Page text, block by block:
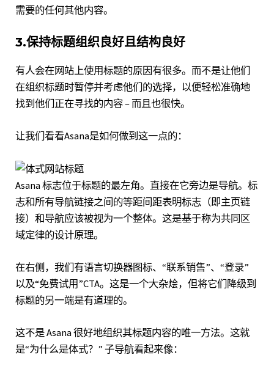
需要的任何其他内容。
3.保持标题组织良好且结构良好
有人会在网站上使用标题的原因有很多。而不是让他们
在组织标题时暂停并考虑他们的选择，以便轻松准确地
找到他们正在寻找的内容 – 而且也很快。
让我们看看Asana是如何做到这一点的：
Asana 标志位于标题的最左角。直接在它旁边是导航。标
志和所有导航链接之间的等距间距表明标志（即主页链
接）和导航应该被视为一个整体。这是基于称为共同区
域定律的设计原理。
在右侧，我们有语言切换器图标、“联系销售”、“登录”
以及“免费试用”CTA。这是一个大杂烩，但将它们降级到
标题的另一端是有道理的。
这不是 Asana 很好地组织其标题内容的唯一方法。这就
是“为什么是体式？” 子导航看起来像：